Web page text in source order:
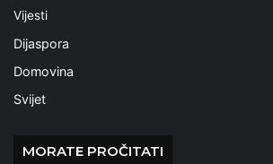
Vijesti
Dijaspora
Domovina
Svijet
MORATE PROČITATI